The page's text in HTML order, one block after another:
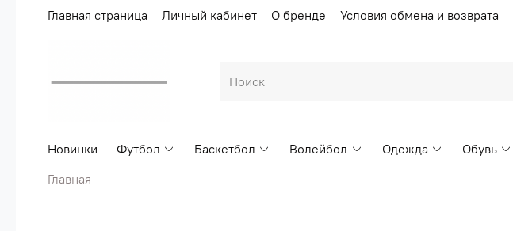
Главная страница Личный кабинет О бренде Условия обмена и возврата
Новинки Футбол Баскетбол Волейбол Одежда Обувь
Главная